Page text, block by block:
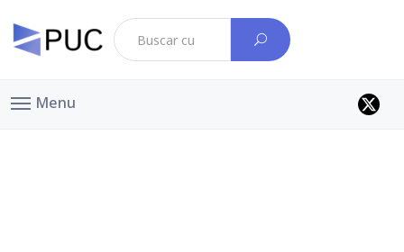
Menu